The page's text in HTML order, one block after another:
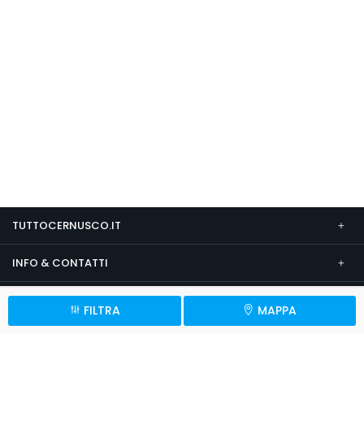
FILTRA MAPPA
TUTTOCERNUSCO.IT
INFO & CONTATTI
SEGUICI SU